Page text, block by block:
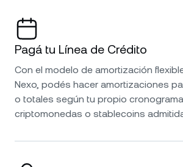
Pagá tu Línea de Crédito
Con el modelo de amortización
Nexo, podés hacer amortizaciones
o totales según tu propio
criptomonedas o stablecoins